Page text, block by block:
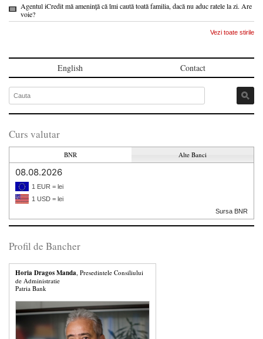
Agentul iCredit mă amenință că îmi caută toată familia, dacă nu aduc ratele la zi. Are
voie?
Vezi toate stirile
English Contact
Curs valutar
BNR Alte Banci
08.08.2026
1 EUR = lei
1 USD = lei
Sursa BNR
Profil de Bancher
Horia Dragos Manda, Presedintele Consiliului
de Administratie
Patria Bank